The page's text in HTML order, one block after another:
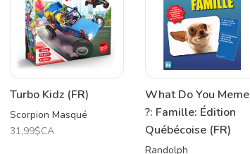
Turbo Kidz (FR)
Scorpion Masqué
31,99$CA
What Do You Meme
?: Famille: Édition
Québécoise (FR)
Randolph